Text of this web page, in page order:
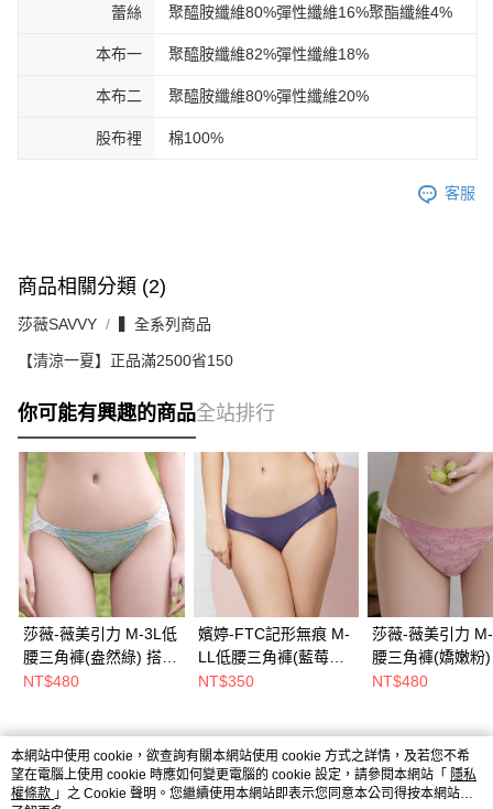
蕾絲 聚醯胺纖維80%彈性纖維16%聚酯纖維4%
本布一 聚醯胺纖維82%彈性纖維18%
本布二 聚醯胺纖維80%彈性纖維20%
股布裡 棉100%
客服
商品相關分類 (2)
莎薇SAVVY ▍全系列商品
【清涼一夏】正品滿2500省150
你可能有興趣的商品全站排行
莎薇-薇美引力 M-3L低
腰三角褲(盎然綠) 搭配
內褲-AS2591HT
NT$480
嬪婷-FTC記形無痕 M-
LL低腰三角褲(藍莓灰)
搭配內褲-BS4260FS
NT$350
莎薇-薇美引力
腰三角褲(嬌嫩粉
內褲-AS2591PZ
NT$480
熱門標籤
本網站中使用 cookie，欲查詢有關本網站使用 cookie 方式之詳情，及若您不希
望在電腦上使用 cookie 時應如何變更電腦的 cookie 設定，請參閱本網站「 隱私
權條款 」之 Cookie 聲明。您繼續使用本網站即表示您同意本公司得按本網站使